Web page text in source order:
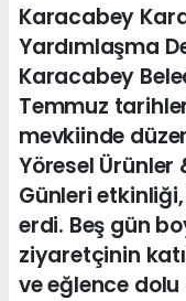
Karacabey
Yardımlaşma
Karacabey
Temmuz
mevkiinde
Yöresel Ürünler
Günleri
erdi. Beş gün
ziyaretçinin
ve eğlence